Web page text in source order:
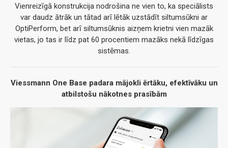
Vienreizīgā konstrukcija nodrošina ne vien to, ka speciālists
var daudz ātrāk un tātad arī lētāk uzstādīt siltumsūkni ar
OptiPerform, bet arī siltumsūknis aizņem krietni vien mazāk
vietas, jo tas ir līdz pat 60 procentiem mazāks nekā līdzīgas
sistēmas.
Viessmann One Base padara mājokli ērtāku, efektīvāku un
atbilstošu nākotnes prasībām